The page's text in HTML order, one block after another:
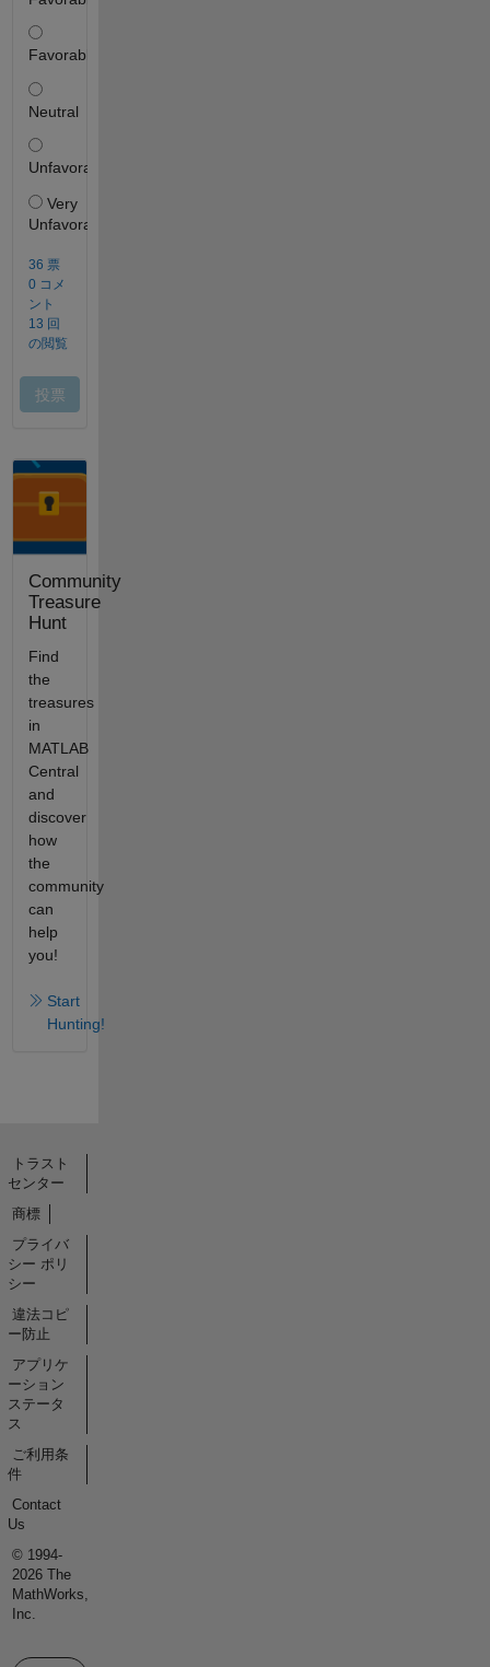
Community
Treasure
Hunt
Find
the
treasures
in
MATLAB
Central
and
discover
how
the
community
can
help
you!
Start
Hunting!
トラスト
センター
商標
プライバ
シー ポリ
シー
違法コピ
ー防止
アプリケ
ーション
ステータ
ス
ご利用条
件
Contact
Us
© 1994-
2026 The
MathWorks,
Inc.